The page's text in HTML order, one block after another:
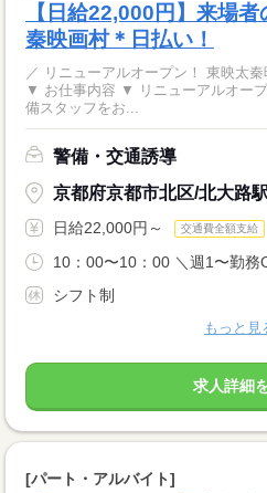
【日給22,000円】来場
秦映画村＊日払い！
／ リニューアルオープン！ 東映太
▼ お仕事内容 ▼ リニューアルオー
備スタッフをお...
警備・交通誘導
京都府京都市北区/北大路駅
日給22,000円～ 交通費全額支給
10：00〜10：00 ＼週1〜勤務
シフト制
もっと見
求人詳細
[パート・アルバイト]